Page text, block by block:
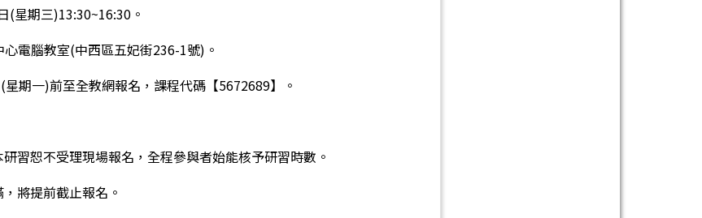
(星期三)13:30~16:30。
電腦教室(中西區五妃街236-1號)。
期一)前至全教網報名，課程代碼【5672689】。
習恕不受理現場報名，全程參與者始能核予研習時數。
將提前截止報名。